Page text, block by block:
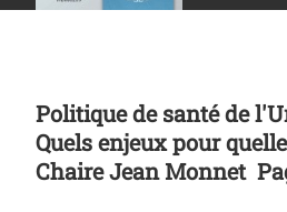
Politique de santé de
Quels enjeux pour
Chaire Jean Monnet